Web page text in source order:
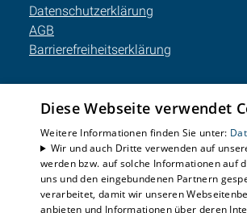
Datenschutzerklärung
AGB
Barrierefreiheitserklärung
Diese Webseite verwendet
Weitere Informationen finden Sie unter:
Wir und auch Dritte verwenden auf
werden bzw. auf solche Informationen auf
uns und den eingebundenen Partnern
verarbeitet, damit wir unseren
anbieten und Informationen über deren